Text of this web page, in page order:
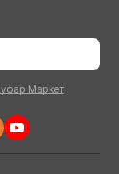
Маркет